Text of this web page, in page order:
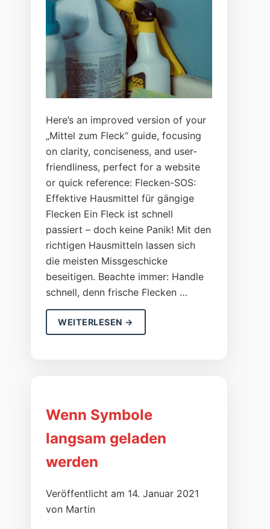
Here’s an improved version of your
„Mittel zum Fleck“ guide, focusing
on clarity, conciseness, and user-
friendliness, perfect for a website
or quick reference: Flecken-SOS:
Effektive Hausmittel für gängige
Flecken Ein Fleck ist schnell
passiert – doch keine Panik! Mit den
richtigen Hausmitteln lassen sich
die meisten Missgeschicke
beseitigen. Beachte immer: Handle
schnell, denn frische Flecken …
WEITERLESEN →
Wenn Symbole
langsam geladen
werden
Veröffentlicht am 14. Januar 2021
von Martin